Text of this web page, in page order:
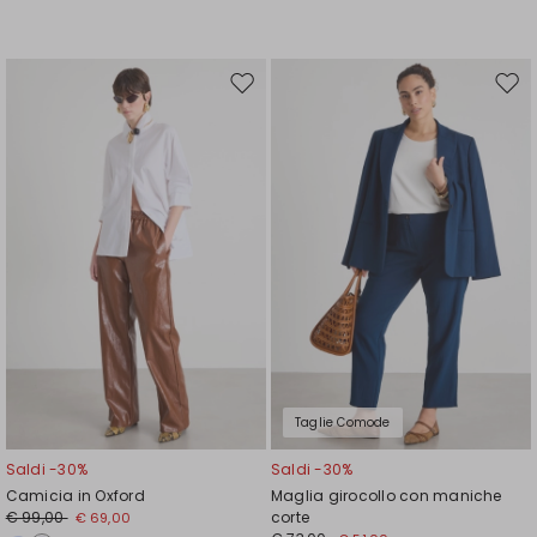
Sposta
Saldi -30%
Camicia in Oxford
€ 99,00 € 69,00
Taglie Comode
Saldi -30%
Maglia girocollo con maniche
corte